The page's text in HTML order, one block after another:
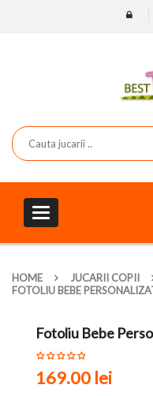
Toggle
navigation
HOME JUCARII COPII
FOTOLIU BEBE
Fotoliu Bebe
169.00 lei